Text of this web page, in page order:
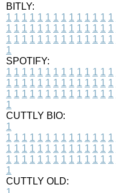
BITLY:
1 1 1 1 1 1 1 1 1 1 1 1 1 1
1 1 1 1 1 1 1 1 1 1 1 1 1 1
1 1 1 1 1 1 1 1 1 1 1 1 1 1
1
SPOTIFY:
1 1 1 1 1 1 1 1 1 1 1 1 1 1
1 1 1 1 1 1 1 1 1 1 1 1 1 1
1 1 1 1 1 1 1 1 1 1 1 1 1 1
1
CUTTLY BIO:
1
1 1 1 1 1 1 1 1 1 1 1 1 1 1
1 1 1 1 1 1 1 1 1 1 1 1 1 1
1 1 1 1 1 1 1 1 1 1 1 1 1 1
1
CUTTLY OLD: